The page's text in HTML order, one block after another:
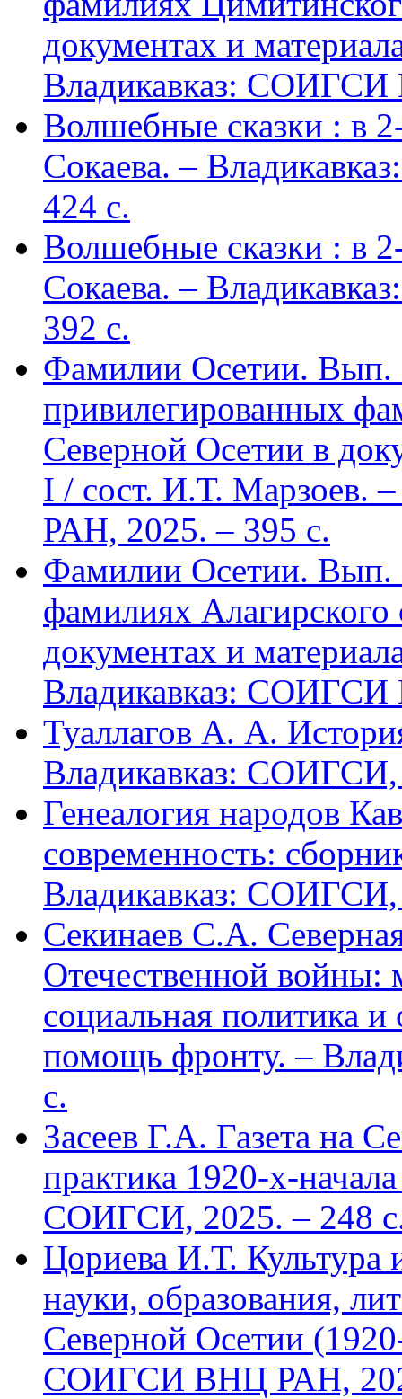
документах и
Владикавказ:
Волшебные сказки : в
Сокаева. –
424 c.
Волшебные сказки : в
Сокаева. –
392 c.
Фамилии Осетии. Вып.
привилегированных
Северной Осетии в
I / сост. И.Т. Марзоев.
РАН, 2025. – 395 с.
Фамилии Осетии. Вып.
фамилиях
документах и
Владикавказ:
Туаллагов А. А.
Владикавказ: СОИГСИ,
Генеалогия народов
современность:
Владикавказ: СОИГСИ,
Секинаев С.А.
Отечественной войны:
социальная политика
помощь фронту. –
с.
Засеев Г.А. Газета на
практика 1920-х-
СОИГСИ, 2025. – 248
Цориева И.Т. Культура
науки, образования,
Северной Осетии
СОИГСИ ВНЦ РАН,